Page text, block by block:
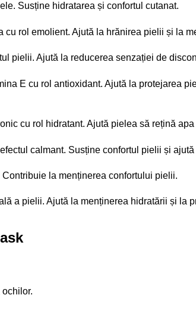
Susține hidratarea și confortul cutanat.
cu rol emolient. Ajută la hrănirea pielii și la
pielii. Ajută la reducerea senzației de
E cu rol antioxidant. Ajută la protejarea
cu rol hidratant. Ajută pielea să rețină
calmant. Susține confortul pielii și
la menținerea confortului pielii.
a pielii. Ajută la menținerea hidratării și la